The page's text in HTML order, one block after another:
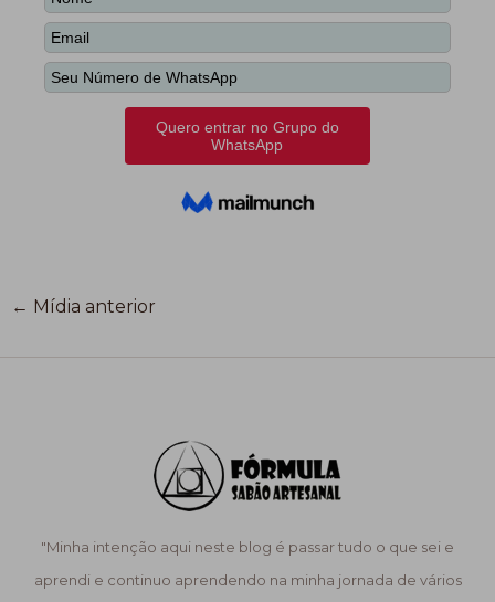
← Mídia anterior
"Minha intenção aqui neste blog é passar tudo o que sei e
aprendi e continuo aprendendo na minha jornada de vários